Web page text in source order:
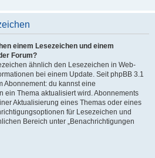
einem Lesezeichen und einem
Forum?
ähnlich den Lesezeichen in Web-
bei einem Update. Seit phpBB 3.1
Abonnement: du kannst eine
ein Thema aktualisiert wird. Abonnements
Aktualisierung eines Themas oder eines
für Lesezeichen und
Bereich unter „Benachrichtigungen